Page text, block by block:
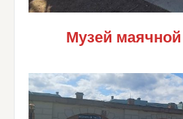
Музей